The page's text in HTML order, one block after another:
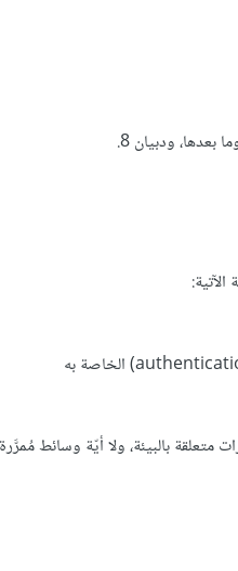
متعلقة بالبيئة، ولا أيّة وسائط